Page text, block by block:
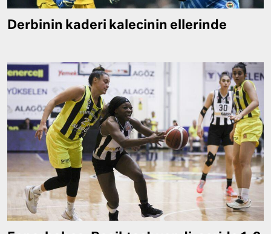
Derbinin kaderi kalecinin ellerinde